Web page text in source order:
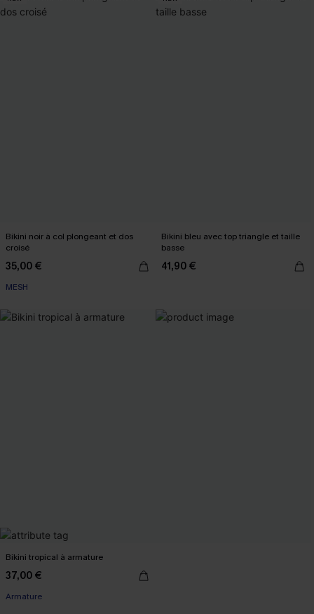
Bikini noir à col plongeant et dos
croisé
35,00 €
MESH
Bikini bleu avec top triangle et taille
basse
41,90 €
Bikini tropical à armature
37,00 €
Armature